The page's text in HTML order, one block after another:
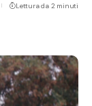
Lettura da 2 minuti